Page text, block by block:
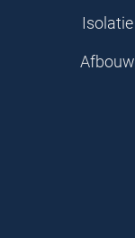
Isolatie
Afbouw